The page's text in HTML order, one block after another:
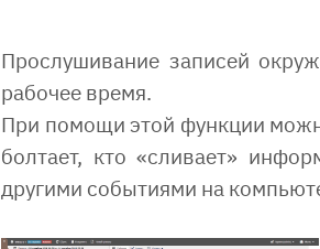
Прослушивание записей
рабочее время.
При помощи этой функции
болтает, кто «сливает»
другими событиями на